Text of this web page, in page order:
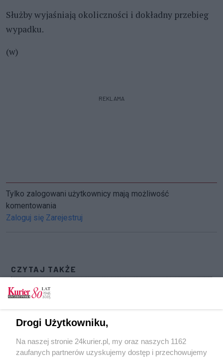
Służby wyjaśniają okoliczności i dokładny przebieg
wypadku.
(w)
REKLAMA
Tylko zalogowani użytkownicy mają możliwość
komentowania
Zaloguj się Zarejestruj
CZYTAJ TAKŻE
Przykład do naśladowania. Hołd złożony
bohaterom
Krypty Krępcewa pod lupą naukowców.
Archeolodzy prowadzą badania w kościele
Megality z regionu. Ciekawa wystawa w
Drogi Użytkowniku,
Na naszej stronie 24kurier.pl, my oraz naszych 1162
zaufanych partnerów uzyskujemy dostęp i przechowujemy